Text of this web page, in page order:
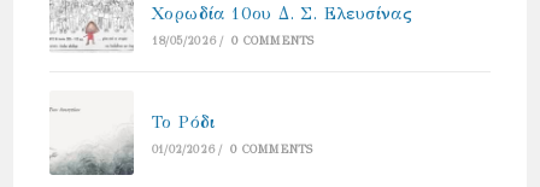
Χορωδία 10ου Δ. Σ. Ελευσίνας
18/05/2026 / 0 COMMENTS
Το Ρόδι
01/02/2026 / 0 COMMENTS